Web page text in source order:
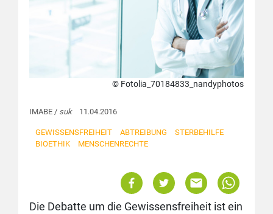
© Fotolia_70184833_nandyphotos
IMABE / suk11.04.2016
GEWISSENSFREIHEIT ABTREIBUNG
STERBEHILFE
BIOETHIK
MENSCHENRECHTE
Die Debatte um die Gewissensfreiheit ist ein